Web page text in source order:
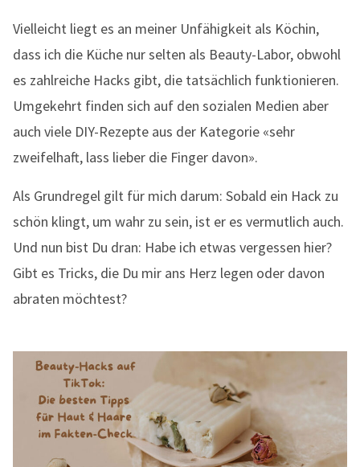
Vielleicht liegt es an meiner Unfähigkeit als Köchin,
dass ich die Küche nur selten als Beauty-Labor, obwohl
es zahlreiche Hacks gibt, die tatsächlich funktionieren.
Umgekehrt finden sich auf den sozialen Medien aber
auch viele DIY-Rezepte aus der Kategorie «sehr
zweifelhaft, lass lieber die Finger davon».
Als Grundregel gilt für mich darum: Sobald ein Hack zu
schön klingt, um wahr zu sein, ist er es vermutlich auch.
Und nun bist Du dran: Habe ich etwas vergessen hier?
Gibt es Tricks, die Du mir ans Herz legen oder davon
abraten möchtest?